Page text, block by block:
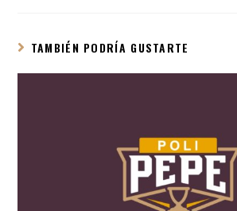
TAMBIÉN PODRÍA GUSTARTE